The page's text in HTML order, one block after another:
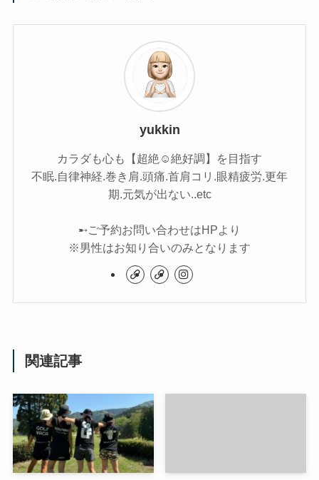
yukkin
カラダも心も【超絶☺︎絶好調】を目指す
不眠.自律神経.巻き肩.頭痛.首肩コリ.眼精疲労.更年
期.元気が出ない..etc
➸ご予約お問い合わせはHPより
※男性はお知り合いのみとなります
関連記事